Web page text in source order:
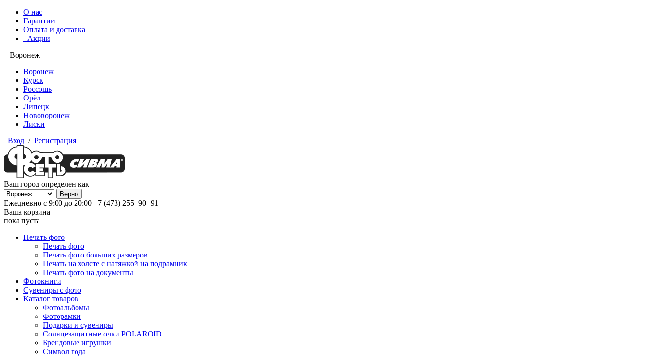
О нас
Гарантии
Оплата и доставка
Акции
Воронеж
Воронеж
Курск
Россошь
Орёл
Липецк
Нововоронеж
Лиски
Вход / Регистрация
Ваш город определен как
Ежедневно с 9:00 до 20:00 +7 (473) 255−90−91
Ваша корзина
пока пуста
Печать фото
Печать фото
Печать фото больших размеров
Печать на холсте с натяжкой на подрамник
Печать фото на документы
Фотокниги
Сувениры с фото
Каталог товаров
Фотоальбомы
Фоторамки
Подарки и сувениры
Солнцезащитные очки POLAROID
Брендовые игрушки
Символ года